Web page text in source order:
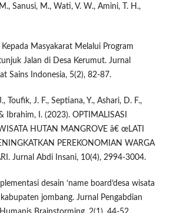
Sanusi, M., Wati, V. W., Amini, T. H.,
Masyakarat Melalui Program
Jalan di Desa Kerumut. Jurnal
Sains Indonesia, 5(2), 82-87.
Toufik, J. F., Septiana, Y., Ashari, D. F.,
Ibrahim, I. (2023). OPTIMALISASI
HUTAN MANGROVE â€ œLATI
PEREKONOMIAN WARGA
Jurnal Abdi Insani, 10(4), 2994-3004.
desain ‘name board’desa wisata
jombang. Jurnal Pengabdian